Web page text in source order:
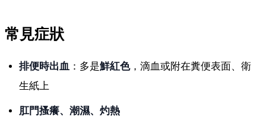
常見症狀
排便時出血 ：多是鮮紅色，滴血或附在糞便表面、衛
生紙上
肛門搔癢、潮濕、灼熱